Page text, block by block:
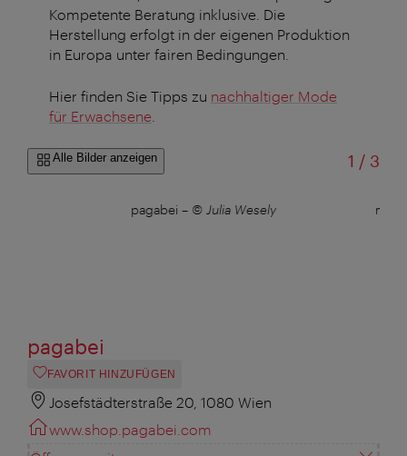
Kompetente Beratung inklusive. Die
Herstellung erfolgt in der eigenen Produktion
in Europa unter fairen Bedingungen.
Hier finden Sie Tipps zu nachhaltiger Mode
für Erwachsene
Alle Bilder anzeigen 1 /von
3
pagabei – © Julia Wesely
pagabei
FAVORIT HINZUFÜGEN
Josefstädterstraße 20, 1080 Wien
www.shop.pagabei.com